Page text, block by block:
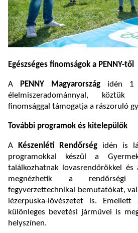
Egészséges finomságok a PENNY-től
A PENNY Magyarország idén 1
élelmiszeradománnyal, köztük
finomsággal támogatja a rászoruló
További programok és kitelepülők
A Készenléti Rendőrség idén is
programokkal készül a
találkozhatnak lovasrendőrökkel és
megnézhetik a rendőrségi
fegyverzettechnikai bemutatókat,
lézerpuska-lövészetet is. Emellett
különleges bevetési járművei is
helyszínen.